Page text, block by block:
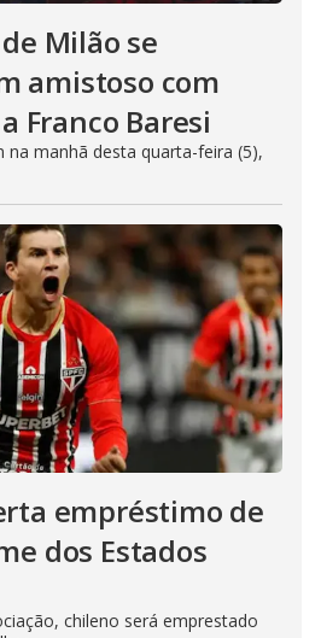
Milão se
amistoso com
Franco Baresi
na manhã desta quarta-feira (5),
empréstimo de
dos Estados
chileno será emprestado